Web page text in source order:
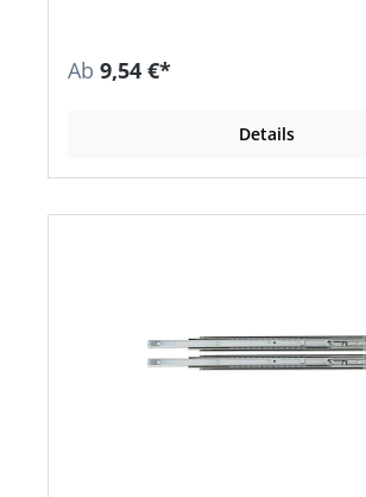
Ab 9,54 €*
Details